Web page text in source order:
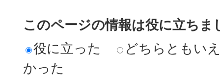
このページの情報は役に立ちま
役に立った
どちらともい
かった